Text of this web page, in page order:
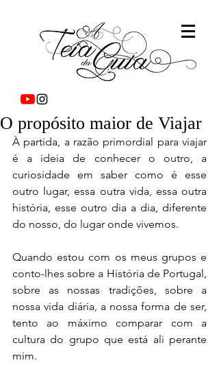
O propósito maior de Viajar
À partida, a razão primordial para viajar
é a ideia de conhecer o outro, a
curiosidade em saber como é esse
outro lugar, essa outra vida, essa outra
história, esse outro dia a dia, diferente
do nosso, do lugar onde vivemos.
Quando estou com os meus grupos e
conto-lhes sobre a História de Portugal,
sobre as nossas tradições, sobre a
nossa vida diária, a nossa forma de ser,
tento ao máximo comparar com a
cultura do grupo que está ali perante
mim.